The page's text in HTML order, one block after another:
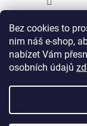
Bez cookies to
nim náš e-shop,
nabízet Vám
osobních údajů
Facebook